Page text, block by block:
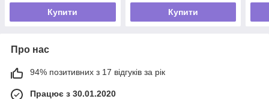
Купити Купити
Про нас
94% позитивних з 17 відгуків за рік
Працює з 30.01.2020